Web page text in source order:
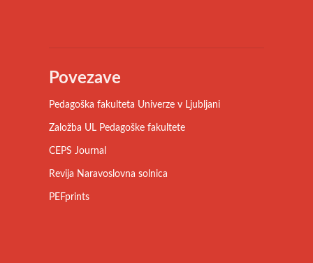
Povezave
Pedagoška fakulteta Univerze v Ljubljani
Založba UL Pedagoške fakultete
CEPS Journal
Revija Naravoslovna solnica
PEFprints